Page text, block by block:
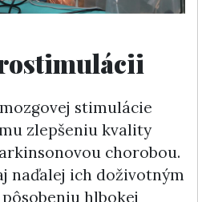
stimulácie
zlepšeniu kvality
chorobou.
naďalej ich doživotným
hlbokej